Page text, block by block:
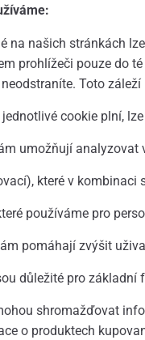
na našich stránkách
prohlížeči pouze do
Toto
cookie plní,
umožňují analyzovat
které v kombinaci
používáme pro
pomáhají zvýšit
důležité pro základní
shromažďovat
o produktech